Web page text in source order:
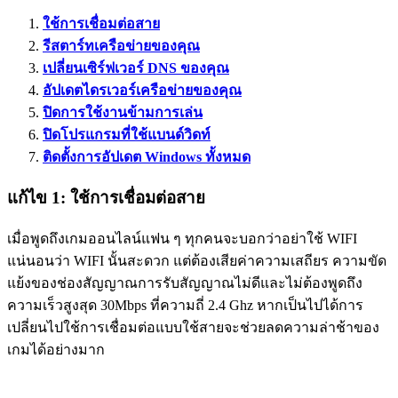
ใช้การเชื่อมต่อสาย
รีสตาร์ทเครือข่ายของคุณ
เปลี่ยนเซิร์ฟเวอร์ DNS ของคุณ
อัปเดตไดรเวอร์เครือข่ายของคุณ
ปิดการใช้งานข้ามการเล่น
ปิดโปรแกรมที่ใช้แบนด์วิดท์
ติดตั้งการอัปเดต Windows ทั้งหมด
แก้ไข 1: ใช้การเชื่อมต่อสาย
เมื่อพูดถึงเกมออนไลน์แฟน ๆ ทุกคนจะบอกว่าอย่าใช้ WIFI
แน่นอนว่า WIFI นั้นสะดวก แต่ต้องเสียค่าความเสถียร ความขัด
แย้งของช่องสัญญาณการรับสัญญาณไม่ดีและไม่ต้องพูดถึง
ความเร็วสูงสุด 30Mbps ที่ความถี่ 2.4 Ghz หากเป็นไปได้การ
เปลี่ยนไปใช้การเชื่อมต่อแบบใช้สายจะช่วยลดความล่าช้าของ
เกมได้อย่างมาก